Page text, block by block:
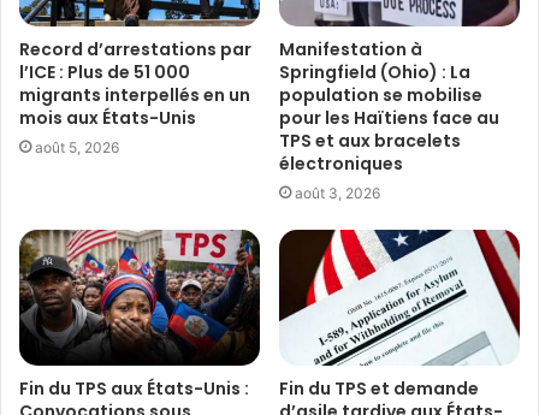
Record d’arrestations par
l’ICE : Plus de 51 000
migrants interpellés en un
mois aux États-Unis
août 5, 2026
Manifestation à
Springfield (Ohio) : La
population se mobilise
pour les Haïtiens face au
TPS et aux bracelets
électroniques
août 3, 2026
Fin du TPS aux États-Unis :
Fin du TPS et demande